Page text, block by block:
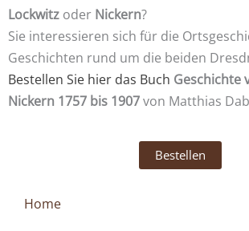
Lockwitz oder Nickern?
Sie interessieren sich für die
Geschichten rund um die beiden
Bestellen Sie hier das Buch Geschichte
Nickern 1757 bis 1907von Matthias
Bestellen
Home